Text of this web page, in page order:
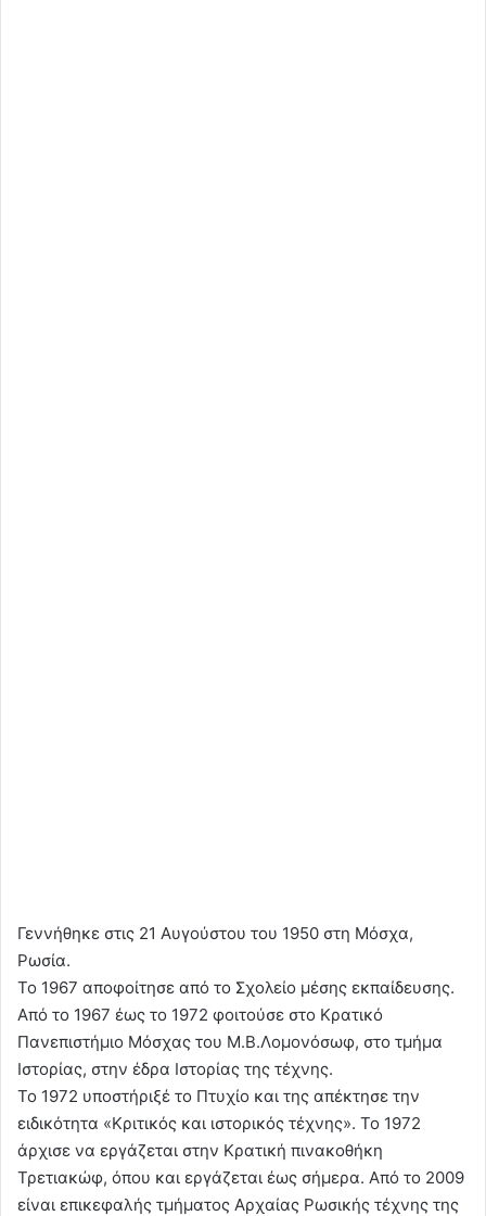
Γεννήθηκε στις 21 Αυγούστου του 1950 στη Μόσχα,
Ρωσία.
Το 1967 αποφοίτησε από το Σχολείο μέσης εκπαίδευσης.
Από το 1967 έως το 1972 φοιτούσε στο Κρατικό
Πανεπιστήμιο Μόσχας του Μ.Β.Λομονόσωφ, στο τμήμα
Ιστορίας, στην έδρα Ιστορίας της τέχνης.
То 1972 υποστήριξέ το Πτυχίο και της απέκτησε την
ειδικότητα «Κριτικός και ιστορικός τέχνης». Το 1972
άρχισε να εργάζεται στην Κρατική πινακοθήκη
Τρετιακώφ, όπου και εργάζεται έως σήμερα. Από το 2009
είναι επικεφαλής τμήματος Αρχαίας Ρωσικής τέχνης της